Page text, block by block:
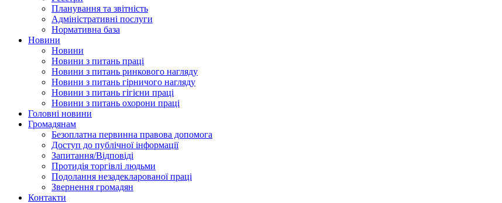
Планування та звітність
Адміністративні послуги
Нормативна база
Новини
Новини
Новини з питань праці
Новини з питань ринкового нагляду
Новини з питань гірничого нагляду
Новини з питань гігієни праці
Новини з питань охорони праці
Головні новини
Громадянам
Безоплатна первинна правова допомога
Доступ до публічної інформації
Запитання/Відповіді
Протидія торгівлі людьми
Подолання незадекларованої праці
Звернення громадян
Контакти